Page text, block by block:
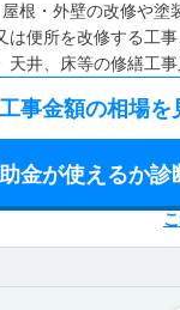
根・外壁の改修や塗
は便所を改修する工事
天井、床等の修繕工
工事金額の相場を
金が使えるか診